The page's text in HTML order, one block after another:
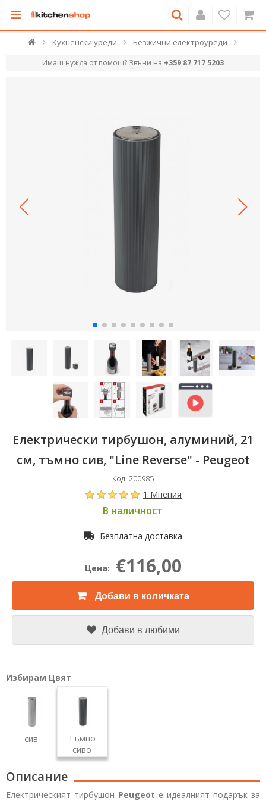
Кухненски уреди Безжични електроуреди
Имаш нужда от помощ? Звъни на +359 87 717 5203
Електрически тирбушон, алуминий, 21
см, тъмно сив, "Line Reverse" - Peugeot
Код: 200985
1 Мнения
В наличност
Безплатна доставка
Цена: €116,00
Добави в количката
Добави в любими
Избирам Цвят
сив
Тъмно
сиво
Описание
Електрическият тирбушон Peugeot е идеалният подарък за